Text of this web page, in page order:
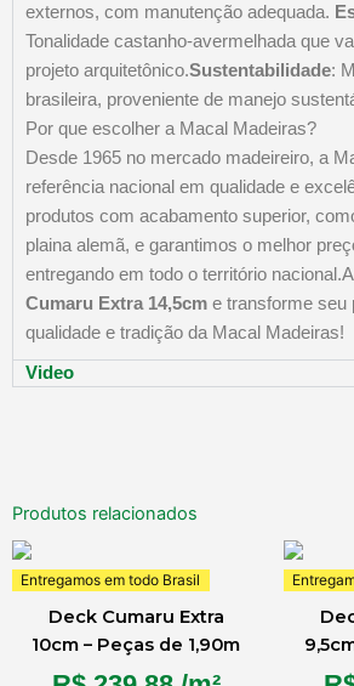
externos, com manutenção adequada.
Tonalidade castanho-avermelhada que
projeto arquitetônico.​Sustentabilidade:
brasileira, proveniente de manejo
Por que escolher a Macal Madeiras?
Desde 1965 no mercado madeireiro, a
referência nacional em qualidade e
produtos com acabamento superior,
plaina alemã, e garantimos o melhor
entregando em todo o território nacional.​
Cumaru Extra 14,5cm e transforme seu
qualidade e tradição da Macal Madeiras!
Video
Produtos relacionados
Entregamos em todo Brasil
Deck Cumaru Extra
10cm – Peças de 1,90m